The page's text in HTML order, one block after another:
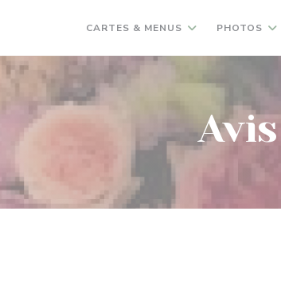
CARTES & MENUS PHOTOS
Avis